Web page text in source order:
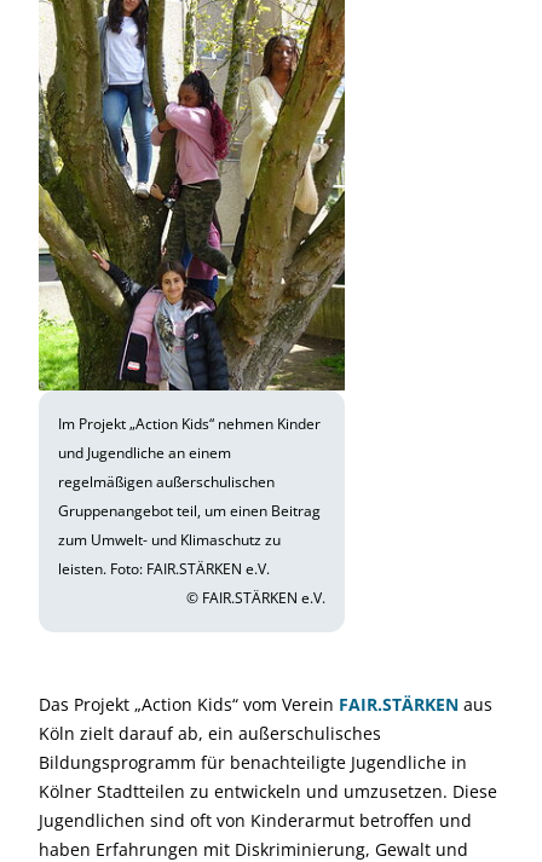
Im Projekt „Action Kids“ nehmen Kinder
und Jugendliche an einem
regelmäßigen außerschulischen
Gruppenangebot teil, um einen Beitrag
zum Umwelt- und Klimaschutz zu
leisten. Foto: FAIR.STÄRKEN e.V.
© FAIR.STÄRKEN e.V.
Das Projekt „Action Kids“ vom Verein FAIR.STÄRKEN aus
Köln zielt darauf ab, ein außerschulisches
Bildungsprogramm für benachteiligte Jugendliche in
Kölner Stadtteilen zu entwickeln und umzusetzen. Diese
Jugendlichen sind oft von Kinderarmut betroffen und
haben Erfahrungen mit Diskriminierung, Gewalt und